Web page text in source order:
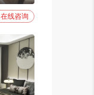
在线咨询